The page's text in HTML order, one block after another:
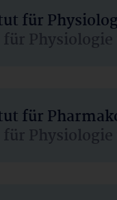
für
für